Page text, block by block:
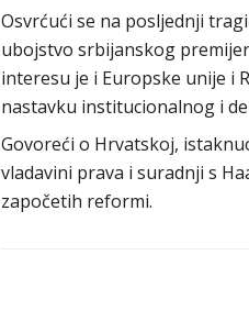
Osvrćući se na posljednji
ubojstvo srbijanskog
interesu je i Europske unije i
nastavku institucionalnog i
Govoreći o Hrvatskoj,
vladavini prava i suradnji s
započetih reformi.